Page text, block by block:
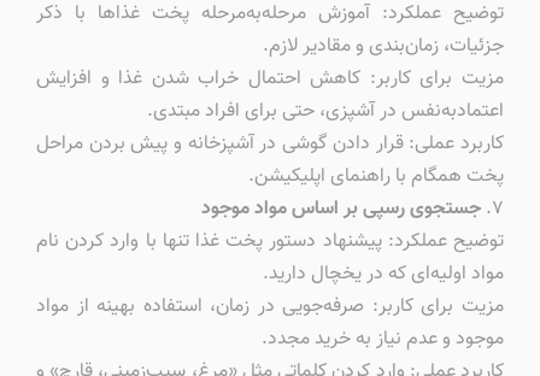
توضیح عملکرد: آموزش مرحله‌به‌مرحله پخت غذاها با ذکر
جزئیات، زمان‌بندی و مقادیر لازم.
مزیت برای کاربر: کاهش احتمال خراب شدن غذا و افزایش
اعتمادبه‌نفس در آشپزی، حتی برای افراد مبتدی.
کاربرد عملی: قرار دادن گوشی در آشپزخانه و پیش بردن مراحل
پخت همگام با راهنمای اپلیکیشن.
۷. جستجوی رسپی بر اساس مواد موجود
توضیح عملکرد: پیشنهاد دستور پخت غذا تنها با وارد کردن نام
مواد اولیه‌ای که در یخچال دارید.
مزیت برای کاربر: صرفه‌جویی در زمان، استفاده بهینه از مواد
موجود و عدم نیاز به خرید مجدد.